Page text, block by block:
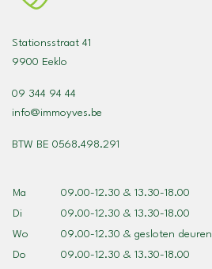
Stationsstraat 41
9900 Eeklo
09 344 94 44
info@immoyves.be
BTW BE 0568.498.291
Ma
09.00-12.30 & 13.30-18.00
Di
09.00-12.30 & 13.30-18.00
Wo
09.00-12.30 & gesloten deuren
Do
09.00-12.30 & 13.30-18.00